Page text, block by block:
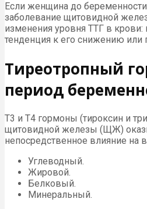
Если женщина до
заболевание щитовидной
изменения уровня ТТГ в крови:
тенденция к его снижению
Тиреотропный
период
Т3 и Т4 гормоны (тироксин и
щитовидной железы (ЩЖ)
непосредственное влияние на
Углеводный.
Жировой.
Белковый.
Минеральный.